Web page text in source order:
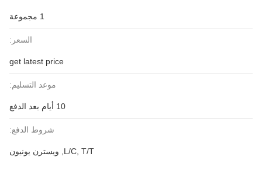
السعر:
get latest price
موعد التسليم:
10 أيام بعد الدفع
شروط الدفع:
L/C, T/T, ويسترن يونيون